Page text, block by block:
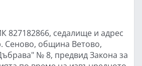
827182866, седалище и адрес
Сеново, община Ветово,
№ 8, предвид Закона за